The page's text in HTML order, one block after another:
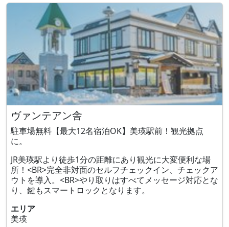
ヴァンテアン舎
駐車場無料【最大12名宿泊OK】美瑛駅前！観光拠点
に。
JR美瑛駅より徒歩1分の距離にあり観光に大変便利な場
所！<BR>完全非対面のセルフチェックイン、チェックア
ウトを導入。<BR>やり取りはすべてメッセージ対応とな
り、鍵もスマートロックとなります。
エリア
美瑛